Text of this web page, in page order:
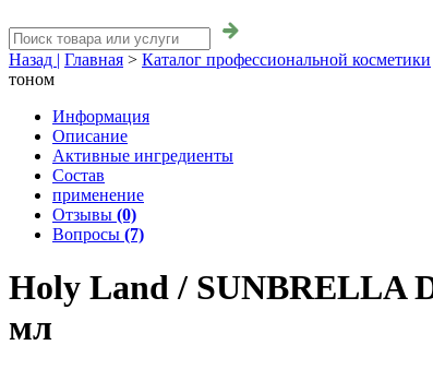
Назад | Главная > Каталог профессиональной косметики
тоном
Информация
Описание
Активные ингредиенты
Состав
применение
Отзывы (0)
Вопросы (7)
Holy Land / SUNBRELLA
мл